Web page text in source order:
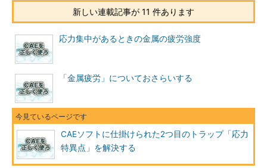
新しい連載記事が 11 件あります
応力集中があるときの金属の疲労強度
「金属疲労」についておさらいする
CAEソフトに仕掛けられた2つ目のトラップ「応力
特異点」を解決する